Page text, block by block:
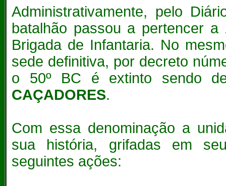
Administrativamente, pelo
batalhão passou a pertencer
Brigada de Infantaria. No
sede definitiva, por decreto
o 50º BC é extinto sendo
CAÇADORES.
Com essa denominação a
sua história, grifadas em
seguintes ações: